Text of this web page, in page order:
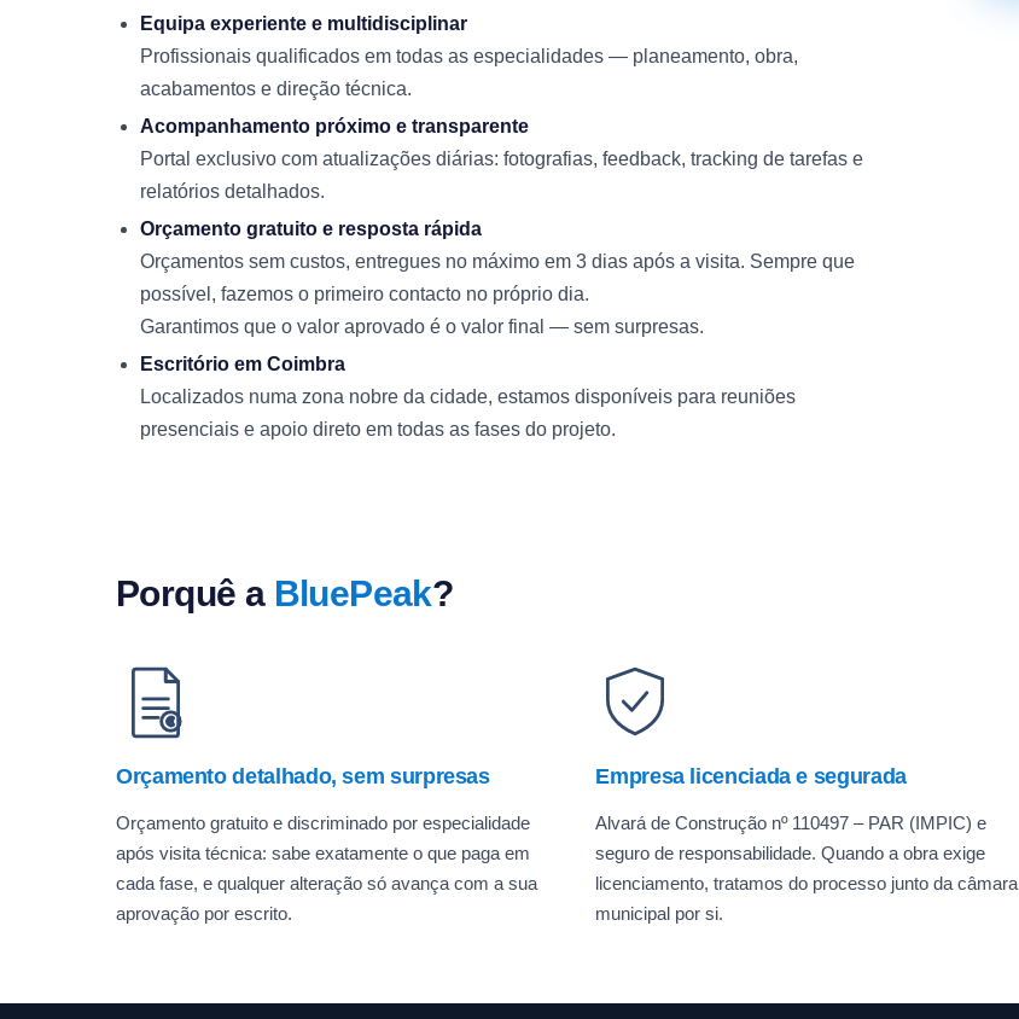
Equipa experiente e multidisciplinar
Profissionais qualificados em todas as especialidades — planeamento, obra,
acabamentos e direção técnica.
Acompanhamento próximo e transparente
Portal exclusivo com atualizações diárias: fotografias, feedback, tracking de tarefas e
relatórios detalhados.
Orçamento gratuito e resposta rápida
Orçamentos sem custos, entregues no máximo em 3 dias após a visita. Sempre que
possível, fazemos o primeiro contacto no próprio dia.
Garantimos que o valor aprovado é o valor final — sem surpresas.
Escritório em Coimbra
Localizados numa zona nobre da cidade, estamos disponíveis para reuniões
presenciais e apoio direto em todas as fases do projeto.
Porquê a BluePeak?
Orçamento detalhado, sem surpresas
Orçamento gratuito e discriminado por especialidade
após visita técnica: sabe exatamente o que paga em
cada fase, e qualquer alteração só avança com a sua
aprovação por escrito.
Empresa licenciada e segurada
Alvará de Construção nº 110497 – PAR (IMPIC) e
seguro de responsabilidade. Quando a obra exige
licenciamento, tratamos do processo junto da câmara
municipal por si.